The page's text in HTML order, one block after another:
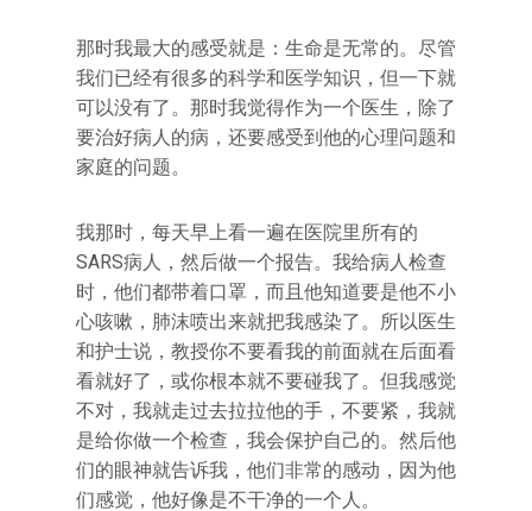
那时我最大的感受就是：生命是无常的。尽管
我们已经有很多的科学和医学知识，但一下就
可以没有了。那时我觉得作为一个医生，除了
要治好病人的病，还要感受到他的心理问题和
家庭的问题。
我那时，每天早上看一遍在医院里所有的
SARS病人，然后做一个报告。我给病人检查
时，他们都带着口罩，而且他知道要是他不小
心咳嗽，肺沫喷出来就把我感染了。所以医生
和护士说，教授你不要看我的前面就在后面看
看就好了，或你根本就不要碰我了。但我感觉
不对，我就走过去拉拉他的手，不要紧，我就
是给你做一个检查，我会保护自己的。然后他
们的眼神就告诉我，他们非常的感动，因为他
们感觉，他好像是不干净的一个人。